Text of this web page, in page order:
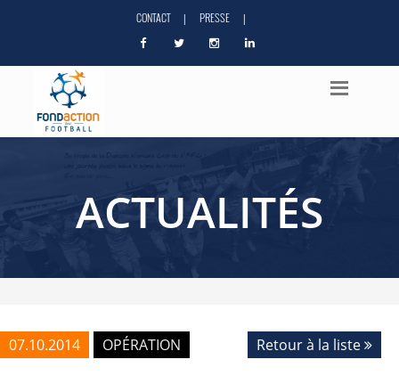
CONTACT | PRESSE |
ACTUALITÉS
07.10.2014 OPÉRATION Retour à la liste